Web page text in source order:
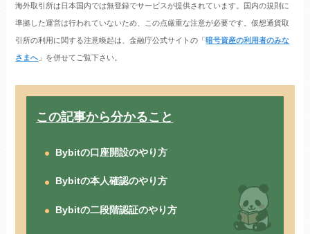
海外取引所は日本国内では無登録でサービスが提供されています。国内の規則に
準拠した運営は行われていないため、この点厳重な注意が必要です。仮想通貨取
引所の利用に関する注意喚起は、金融庁公式サイトの「暗号資産の利用者のみな
さまへ」を併せてご覧下さい。
この記事から分かること
Bybitの口座開設のやり方
Bybitの本人確認のやり方
Bybitの二段階認証のやり方